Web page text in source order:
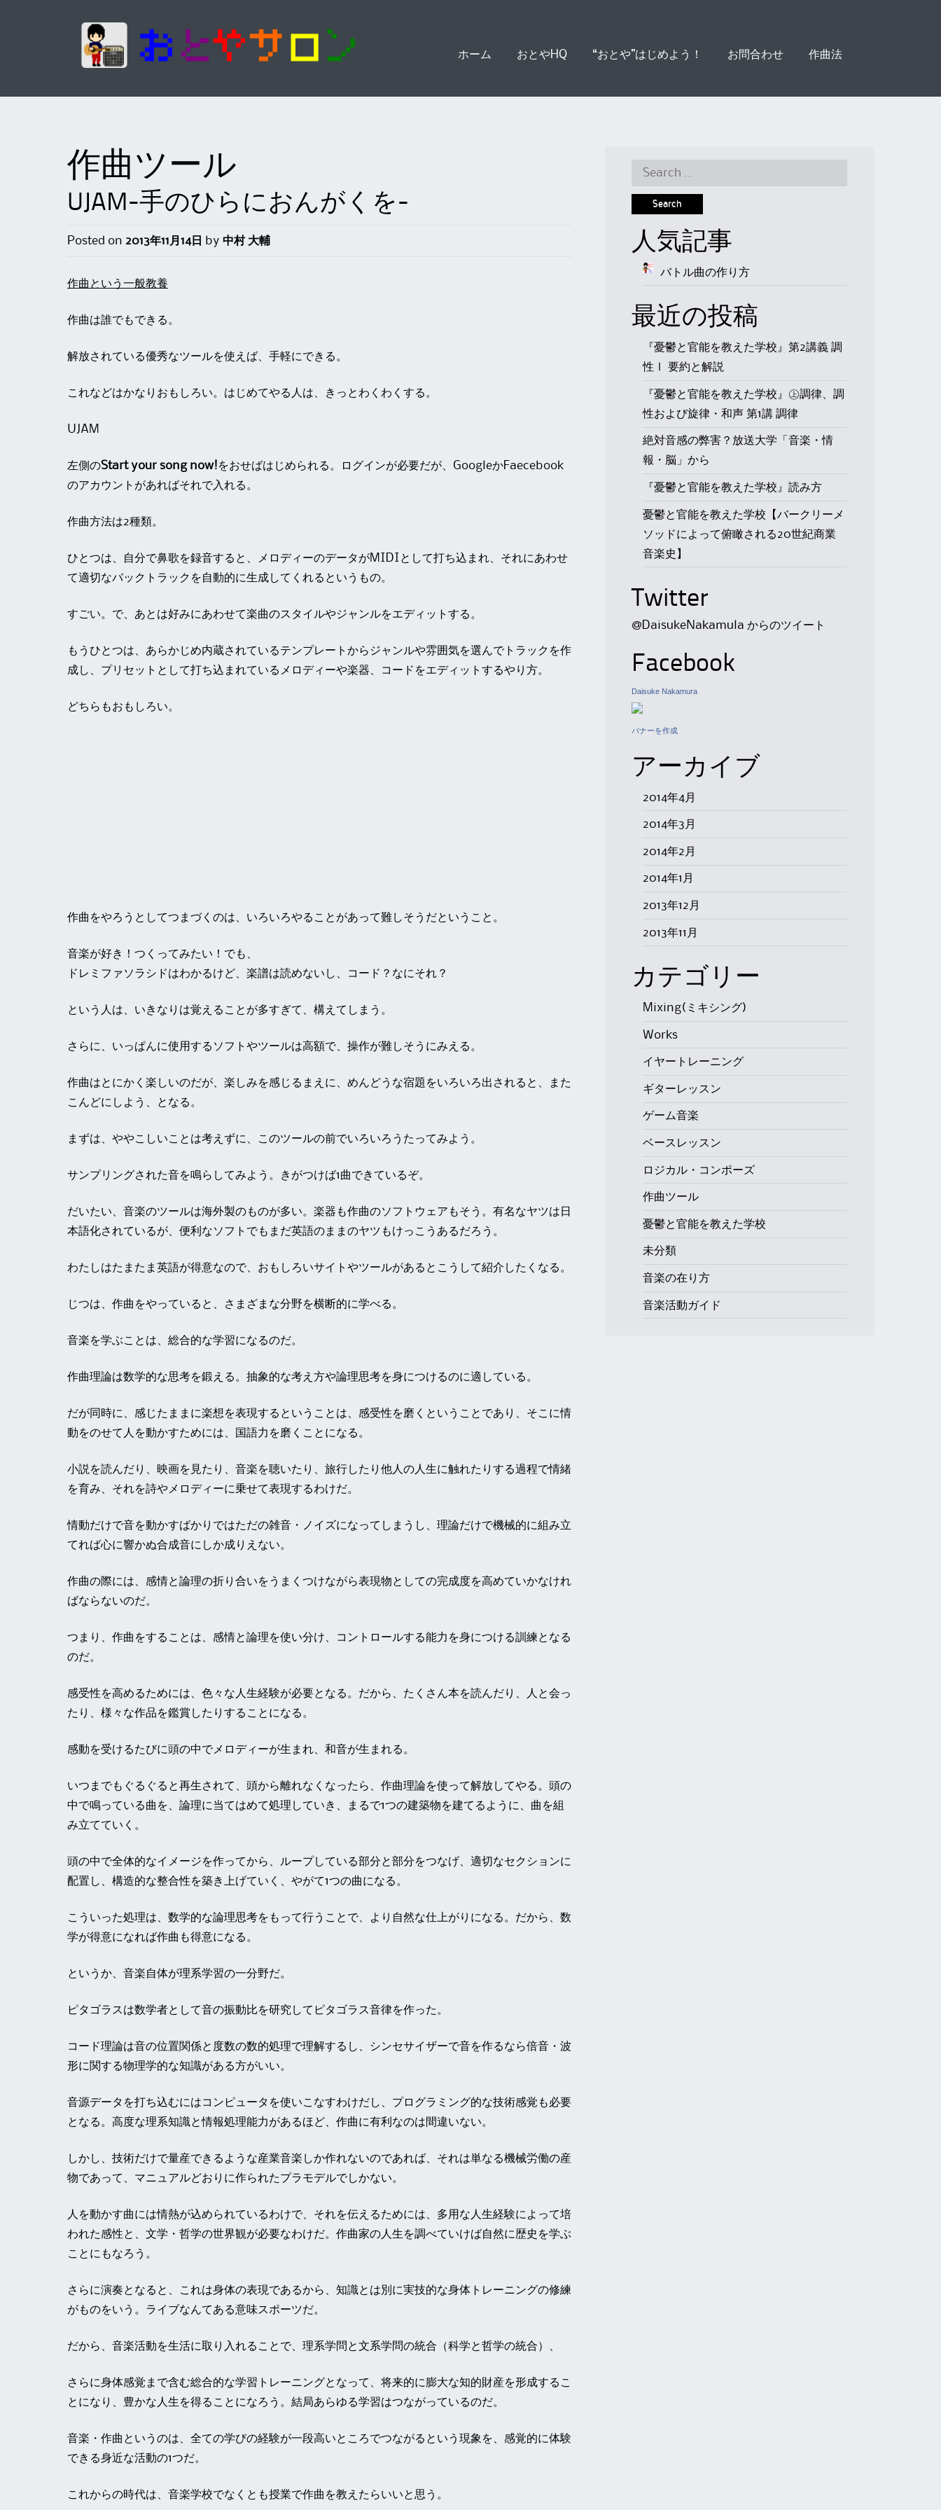
ホーム おとやHQ “おとや”はじめよう！ お問合わせ 作曲法
作曲ツール
UJAM-手のひらにおんがくを-
Posted on 2013年11月14日 by 中村 大輔
作曲という一般教養
作曲は誰でもできる。
解放されている優秀なツールを使えば、手軽にできる。
これなどはかなりおもしろい。はじめてやる人は、きっとわくわくする。
UJAM
左側のStart your song now!をおせばはじめられる。ログインが必要だが、GoogleかFaecebook
のアカウントがあればそれで入れる。
作曲方法は2種類。
ひとつは、自分で鼻歌を録音すると、メロディーのデータがMIDIとして打ち込まれ、それにあわせ
て適切なバックトラックを自動的に生成してくれるというもの。
すごい。で、あとは好みにあわせて楽曲のスタイルやジャンルをエディットする。
もうひとつは、あらかじめ内蔵されているテンプレートからジャンルや雰囲気を選んでトラックを作
成し、プリセットとして打ち込まれているメロディーや楽器、コードをエディットするやり方。
どちらもおもしろい。
作曲をやろうとしてつまづくのは、いろいろやることがあって難しそうだということ。
音楽が好き！つくってみたい！でも、
ドレミファソラシドはわかるけど、楽譜は読めないし、コード？なにそれ？
という人は、いきなりは覚えることが多すぎて、構えてしまう。
さらに、いっぱんに使用するソフトやツールは高額で、操作が難しそうにみえる。
作曲はとにかく楽しいのだが、楽しみを感じるまえに、めんどうな宿題をいろいろ出されると、また
こんどにしよう、となる。
まずは、ややこしいことは考えずに、このツールの前でいろいろうたってみよう。
サンプリングされた音を鳴らしてみよう。きがつけば1曲できているぞ。
だいたい、音楽のツールは海外製のものが多い。楽器も作曲のソフトウェアもそう。有名なヤツは日
本語化されているが、便利なソフトでもまだ英語のままのヤツもけっこうあるだろう。
わたしはたまたま英語が得意なので、おもしろいサイトやツールがあるとこうして紹介したくなる。
じつは、作曲をやっていると、さまざまな分野を横断的に学べる。
音楽を学ぶことは、総合的な学習になるのだ。
作曲理論は数学的な思考を鍛える。抽象的な考え方や論理思考を身につけるのに適している。
だが同時に、感じたままに楽想を表現するということは、感受性を磨くということであり、そこに情
動をのせて人を動かすためには、国語力を磨くことになる。
小説を読んだり、映画を見たり、音楽を聴いたり、旅行したり他人の人生に触れたりする過程で情緒
を育み、それを詩やメロディーに乗せて表現するわけだ。
情動だけで音を動かすばかりではただの雑音・ノイズになってしまうし、理論だけで機械的に組み立
てれば心に響かぬ合成音にしか成りえない。
作曲の際には、感情と論理の折り合いをうまくつけながら表現物としての完成度を高めていかなけれ
ばならないのだ。
つまり、作曲をすることは、感情と論理を使い分け、コントロールする能力を身につける訓練となる
のだ。
感受性を高めるためには、色々な人生経験が必要となる。だから、たくさん本を読んだり、人と会っ
たり、様々な作品を鑑賞したりすることになる。
感動を受けるたびに頭の中でメロディーが生まれ、和音が生まれる。
いつまでもぐるぐると再生されて、頭から離れなくなったら、作曲理論を使って解放してやる。頭の
中で鳴っている曲を、論理に当てはめて処理していき、まるで1つの建築物を建てるように、曲を組
み立てていく。
頭の中で全体的なイメージを作ってから、ループしている部分と部分をつなげ、適切なセクションに
配置し、構造的な整合性を築き上げていく、やがて1つの曲になる。
こういった処理は、数学的な論理思考をもって行うことで、より自然な仕上がりになる。だから、数
学が得意になれば作曲も得意になる。
というか、音楽自体が理系学習の一分野だ。
ピタゴラスは数学者として音の振動比を研究してピタゴラス音律を作った。
コード理論は音の位置関係と度数の数的処理で理解するし、シンセサイザーで音を作るなら倍音・波
形に関する物理学的な知識がある方がいい。
音源データを打ち込むにはコンピュータを使いこなすわけだし、プログラミング的な技術感覚も必要
となる。高度な理系知識と情報処理能力があるほど、作曲に有利なのは間違いない。
しかし、技術だけで量産できるような産業音楽しか作れないのであれば、それは単なる機械労働の産
物であって、マニュアルどおりに作られたプラモデルでしかない。
人を動かす曲には情熱が込められているわけで、それを伝えるためには、多用な人生経験によって培
われた感性と、文学・哲学の世界観が必要なわけだ。作曲家の人生を調べていけば自然に歴史を学ぶ
ことにもなろう。
さらに演奏となると、これは身体の表現であるから、知識とは別に実技的な身体トレーニングの修練
がものをいう。ライブなんてある意味スポーツだ。
だから、音楽活動を生活に取り入れることで、理系学問と文系学問の統合（科学と哲学の統合）、
さらに身体感覚まで含む総合的な学習トレーニングとなって、将来的に膨大な知的財産を形成するこ
とになり、豊かな人生を得ることになろう。結局あらゆる学習はつながっているのだ。
音楽・作曲というのは、全ての学びの経験が一段高いところでつながるという現象を、感覚的に体験
できる身近な活動の1つだ。
これからの時代は、音楽学校でなくとも授業で作曲を教えたらいいと思う。
Search
人気記事
バトル曲の作り方
最近の投稿
『憂鬱と官能を教えた学校』第2講義 調
性Ⅰ 要約と解説
『憂鬱と官能を教えた学校』㊤調律、調
性および旋律・和声 第1講 調律
絶対音感の弊害？放送大学「音楽・情
報・脳」から
『憂鬱と官能を教えた学校』読み方
憂鬱と官能を教えた学校【バークリーメ
ソッドによって俯瞰される20世紀商業
音楽史】
Twitter
@DaisukeNakamula からのツイート
Facebook
Daisuke Nakamura
バナーを作成
アーカイブ
2014年4月
2014年3月
2014年2月
2014年1月
2013年12月
2013年11月
カテゴリー
Mixing(ミキシング)
Works
イヤートレーニング
ギターレッスン
ゲーム音楽
ベースレッスン
ロジカル・コンポーズ
作曲ツール
憂鬱と官能を教えた学校
未分類
音楽の在り方
音楽活動ガイド